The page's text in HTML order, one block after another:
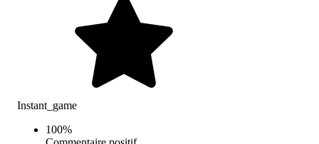
Instant_game
100%